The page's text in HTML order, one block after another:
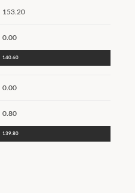
153.20
0.00
140.60
0.00
0.80
139.80